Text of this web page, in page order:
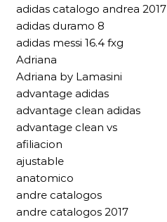
adidas catalogo andrea 2017
adidas duramo 8
adidas messi 16.4 fxg
Adriana
Adriana by Lamasini
advantage adidas
advantage clean adidas
advantage clean vs
afiliacion
ajustable
anatomico
andre catalogos
andre catalogos 2017